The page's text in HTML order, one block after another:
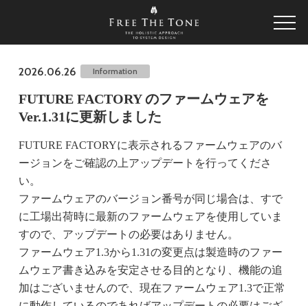
2026.06.26 Information
FUTURE FACTORY のファームウェアを
Ver.1.31に更新しました
FUTURE FACTORYに表示されるファームウェアのバ
ージョンをご確認の上アップデートを行ってくださ
い。
ファームウェアのバージョン番号が同じ場合は、すで
に工場出荷時に最新のファームウェアを使用していま
すので、アップデートの必要はありません。
ファームウェア1.3から1.31の変更点は製造時のファー
ムウェア書き込みを安定させる目的となり、機能の追
加はございませんので、現在ファームウェア1.3で正常